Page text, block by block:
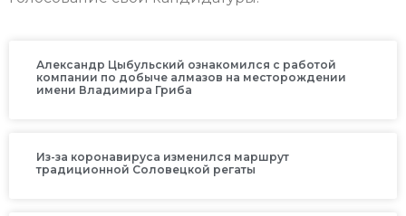
Александр Цыбульский ознакомился с работой
компании по добыче алмазов на месторождении
имени Владимира Гриба
Из-за коронавируса изменился маршрут
традиционной Соловецкой регаты